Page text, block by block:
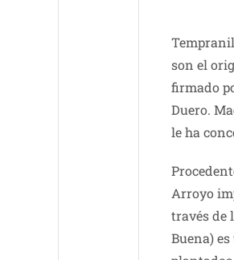
son el
firmado
Duero.
le ha
Arroyo
través de
Buena)